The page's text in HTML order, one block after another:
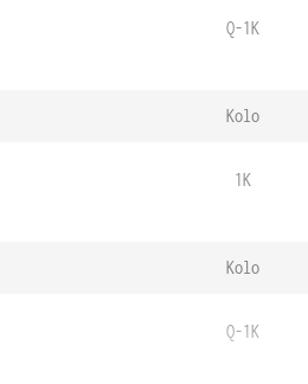
Q-1K
Kolo
1K
Kolo
Q-1K